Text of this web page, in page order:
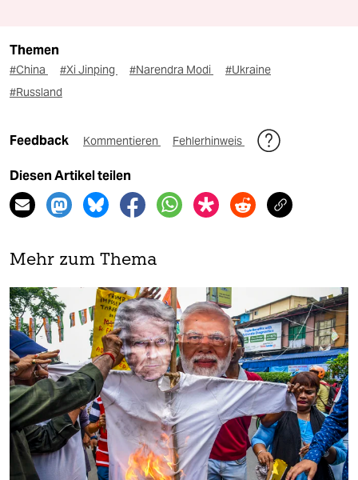
Themen
#China #Xi Jinping #Narendra Modi
#Ukraine
#Russland
Feedback Kommentieren Fehlerhinweis
Diesen Artikel teilen
Mehr zum Thema